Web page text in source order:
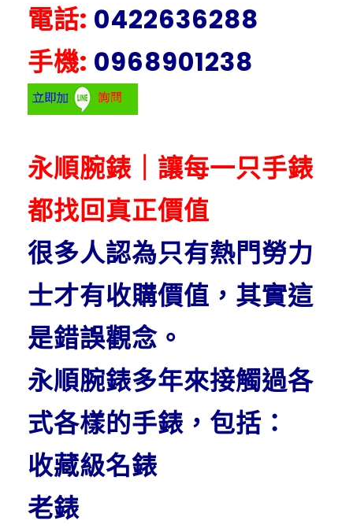
電話: 0422636288
手機: 0968901238
永順腕錶｜讓每一只手錶
都找回真正價值
很多人認為只有熱門勞力
士才有收購價值，其實這
是錯誤觀念。
永順腕錶多年來接觸過各
式各樣的手錶，包括：
收藏級名錶
老錶